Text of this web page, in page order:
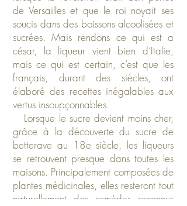
de Versailles et que le roi noyait ses
soucis dans des boissons alcoolisées et
sucrées. Mais rendons ce qui est a
césar, la liqueur vient bien d’Italie,
mais ce qui est certain, c’est que les
français, durant des siècles, ont
élaboré des recettes inégalables aux
vertus insoupçonnables.
Lorsque le sucre devient moins cher,
grâce à la découverte du sucre de
betterave au 18e siècle, les liqueurs
se retrouvent presque dans toutes les
maisons. Principalement composées de
plantes médicinales, elles resteront tout
naturellement des remèdes reconnus